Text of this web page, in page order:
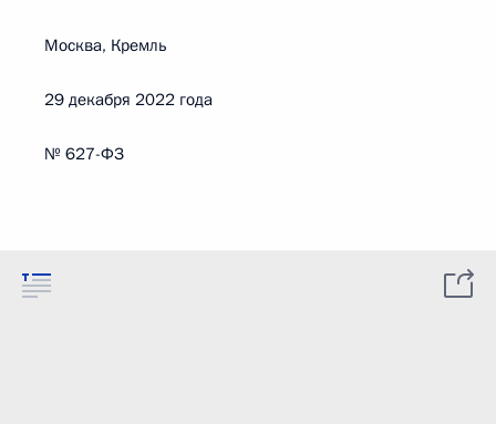
Москва, Кремль
29 декабря 2022 года
№ 627-ФЗ